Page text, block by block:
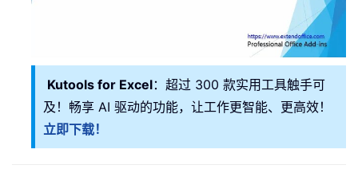
Kutools for Excel：超过 300 款实用工具触手可
及！畅享 AI 驱动的功能，让工作更智能、更高效！
立即下载！